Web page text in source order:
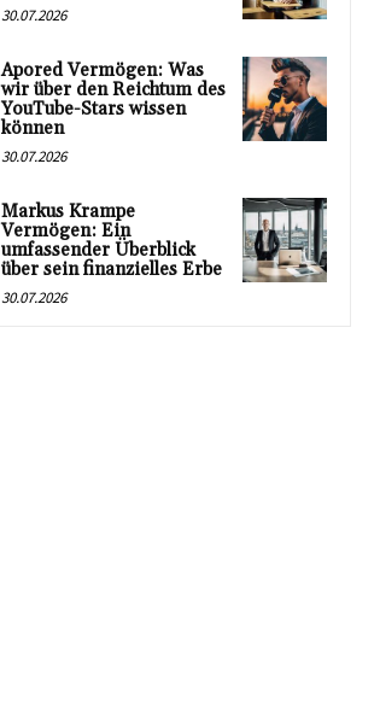
30.07.2026
Apored Vermögen: Was
wir über den Reichtum des
YouTube-Stars wissen
können
30.07.2026
Markus Krampe
Vermögen: Ein
umfassender Überblick
über sein finanzielles Erbe
30.07.2026